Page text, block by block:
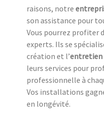
raisons, notre
son assistance pour
Vous pourrez profiter
experts. Ils se
création et l’entretien
leurs services pour
professionnelle à
Vos installations
en longévité.